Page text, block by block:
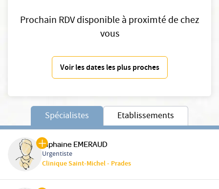
Prochain RDV disponible à proximté de chez
vous
Voir les dates les plus proches
Spécialistes Etablissements
Tiphaine EMERAUD
Urgentiste
Clinique Saint-Michel - Prades